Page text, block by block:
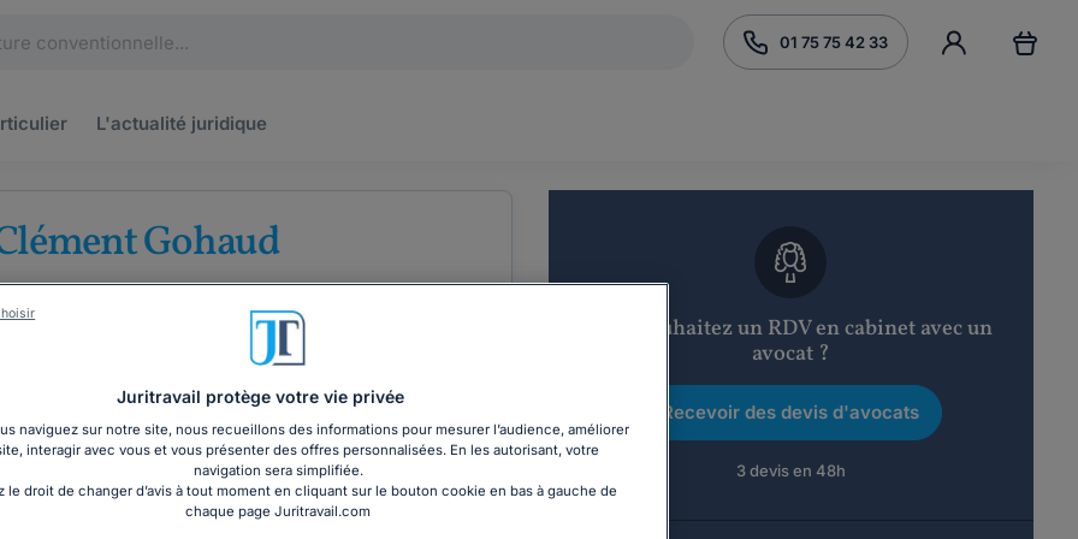
01 75 75 42 33
L'actualité juridique
Gohaud
de Paris
COORDONNÉES
Vous souhaitez un RDV en cabinet avec un
avocat ?
Recevoir des devis d'avocats
3 devis en 48h
Juritravail protège votre vie privée
naviguez sur notre site, nous recueillons des informations pour mesurer l’audience, améliorer
interagir avec vous et vous présenter des offres personnalisées. En les autorisant, votre
navigation sera simplifiée.
le droit de changer d’avis à tout moment en cliquant sur le bouton cookie en bas à gauche de
chaque page Juritravail.com